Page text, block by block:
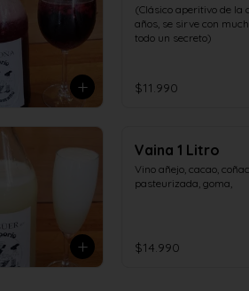
(Clásico aperitivo de la
años, se sirve con
todo un secreto)
$11.990
Vaina 1 Litro
Vino añejo, cacao,
pasteurizada, goma,
$14.990